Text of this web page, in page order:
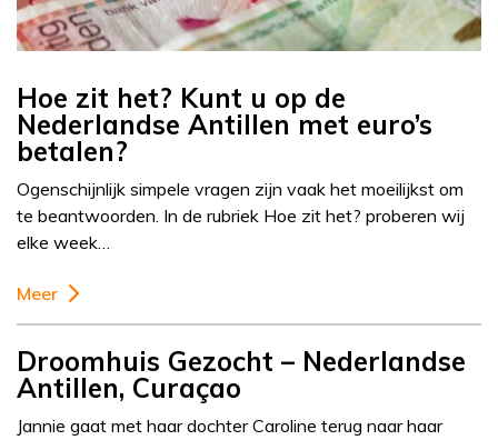
Hoe zit het? Kunt u op de
Nederlandse Antillen met euro’s
betalen?
Ogenschijnlijk simpele vragen zijn vaak het moeilijkst om
te beantwoorden. In de rubriek Hoe zit het? proberen wij
elke week…
Meer
Droomhuis Gezocht – Nederlandse
Antillen, Curaçao
Jannie gaat met haar dochter Caroline terug naar haar